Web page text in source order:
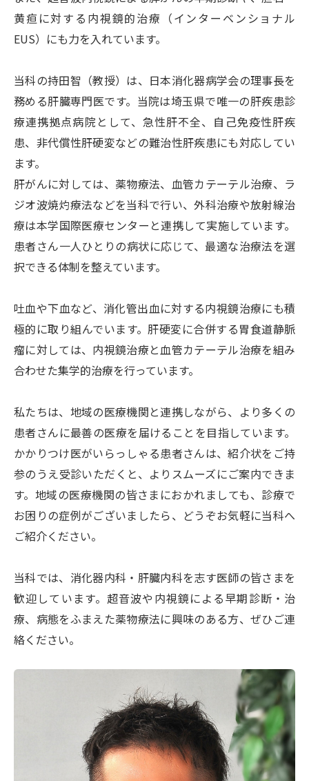
黄疸に対する内視鏡的治療（インターベンショナル
EUS）にも力を入れています。
当科の持田智（教授）は、日本消化器病学会の理事長を
務める肝臓専門医です。当院は埼玉県で唯一の肝疾患診
療連携拠点病院として、急性肝不全、自己免疫性肝疾
患、非代償性肝硬変などの難治性肝疾患にも対応してい
ます。
肝がんに対しては、薬物療法、血管カテーテル治療、ラ
ジオ波焼灼療法などを当科で行い、外科治療や放射線治
療は本学国際医療センターと連携して実施しています。
患者さん一人ひとりの病状に応じて、最適な治療法を選
択できる体制を整えています。
吐血や下血など、消化管出血に対する内視鏡治療にも積
極的に取り組んでいます。肝硬変に合併する胃食道静脈
瘤に対しては、内視鏡治療と血管カテーテル治療を組み
合わせた集学的治療を行っています。
私たちは、地域の医療機関と連携しながら、より多くの
患者さんに最善の医療を届けることを目指しています。
かかりつけ医がいらっしゃる患者さんは、紹介状をご持
参のうえ受診いただくと、よりスムーズにご案内できま
す。地域の医療機関の皆さまにおかれましても、診療で
お困りの症例がございましたら、どうぞお気軽に当科へ
ご紹介ください。
当科では、消化器内科・肝臓内科を志す医師の皆さまを
歓迎しています。超音波や内視鏡による早期診断・治
療、病態をふまえた薬物療法に興味のある方、ぜひご連
絡ください。
診療科・センター・部門
診療科
センター
看護部
中央診療部門
管理部門
埼玉医科大学訪問看護ステーション
健診・人間ドック
健康診断のご案内
予防医学センター
医療機関の方へ
地域医療連携室
予約センター（電話初診予約）
病院紹介
病院長ご挨拶
病院の基本理念
構内配置図
病院機能評価
医薬品フォーミュラリー
身体的拘束最小化のための指針
市民公開講座